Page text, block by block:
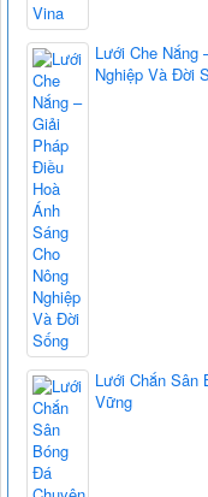
Lưới Che Nắng
Nghiệp Và Đời
Lưới Chắn Sân
Vững